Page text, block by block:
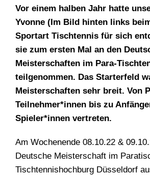
Vor einem halben Jahr hatte
Yvonne (Im Bild hinten links
Sportart Tischtennis für sich
sie zum ersten Mal an den
Meisterschaften im Para-
teilgenommen. Das Starterfeld
Meisterschaften sehr breit. Von
Teilnehmer*innen bis zu
Spieler*innen vertreten.
Am Wochenende 08.10.22 &
Deutsche Meisterschaft im
Tischtennishochburg Düsseldorf